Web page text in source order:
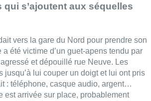
s’ajoutent aux séquelles
vers la gare du Nord pour prendre son
a été victime d’un guet-apens tendu par
et dépouillé rue Neuve. Les
jusqu’à lui couper un doigt et lui ont pris
: téléphone, casque audio, argent…
est arrivée sur place, probablement